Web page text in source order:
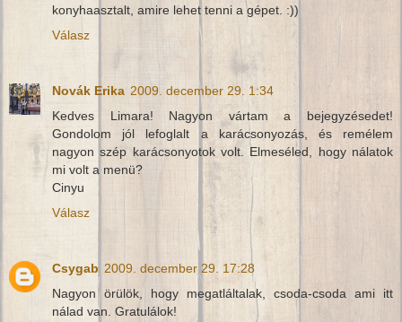
konyhaasztalt, amire lehet tenni a gépet. :))
Válasz
Novák Erika 2009. december 29. 1:34
Kedves Limara! Nagyon vártam a bejegyzésedet!
Gondolom jól lefoglalt a karácsonyozás, és remélem
nagyon szép karácsonyotok volt. Elmeséled, hogy nálatok
mi volt a menü?
Cinyu
Válasz
Csygab 2009. december 29. 17:28
Nagyon örülök, hogy megatláltalak, csoda-csoda ami itt
nálad van. Gratulálok!